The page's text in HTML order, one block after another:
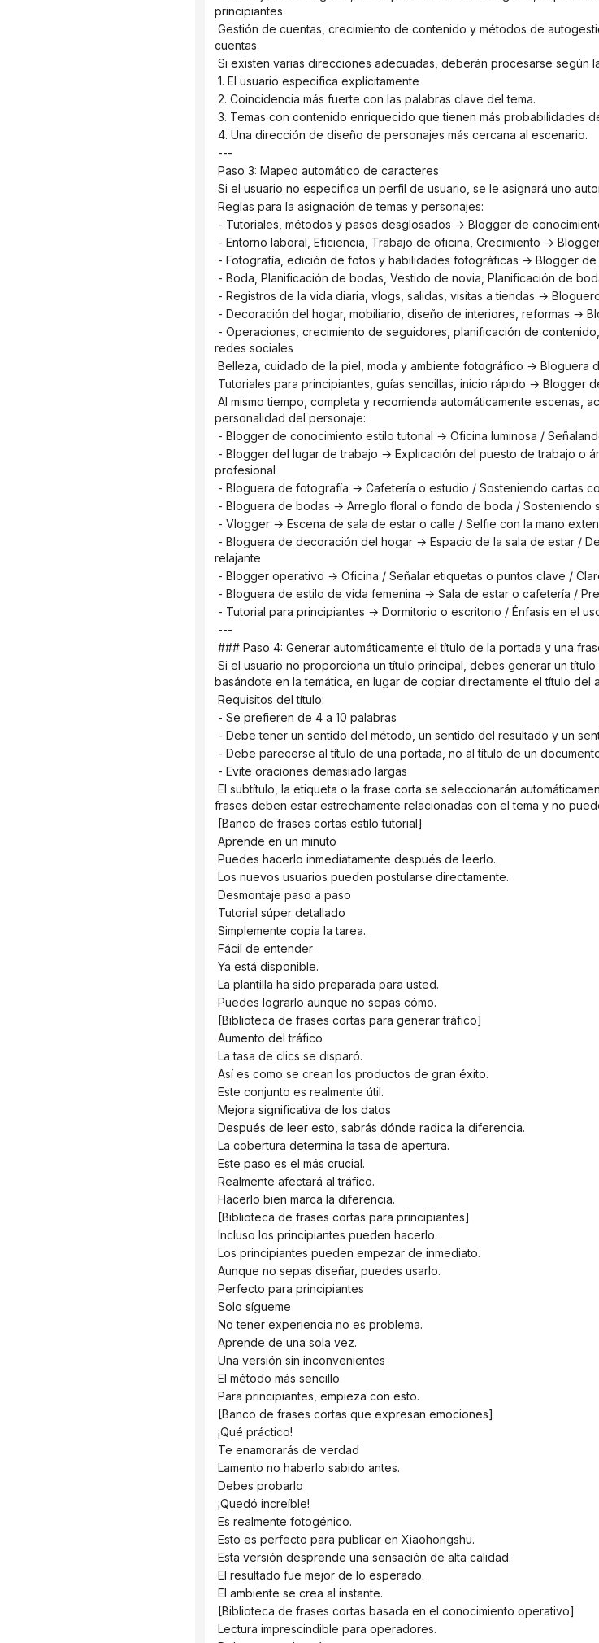
principiantes
cuentas
Si existen varias direcciones adecuadas, deberán procesarse según
1. El usuario especifica explícitamente
2. Coincidencia más fuerte con las palabras clave del tema.
3. Temas con contenido enriquecido que tienen más probabilidades
4. Una dirección de diseño de personajes más cercana al escenario.
---
Paso 3: Mapeo automático de caracteres
Si el usuario no especifica un perfil de usuario, se le asignará uno
Reglas para la asignación de temas y personajes:
- Tutoriales, métodos y pasos desglosados ​​→ Blogger de
- Entorno laboral, Eficiencia, Trabajo de oficina, Crecimiento →
- Fotografía, edición de fotos y habilidades fotográficas → Blogger
- Boda, Planificación de bodas, Vestido de novia, Planificación de
- Registros de la vida diaria, vlogs, salidas, visitas a tiendas →
- Decoración del hogar, mobiliario, diseño de interiores, reformas →
redes sociales
Belleza, cuidado de la piel, moda y ambiente fotográfico → Bloguera
Tutoriales para principiantes, guías sencillas, inicio rápido → Blogger
personalidad del personaje:
- Blogger de conocimiento estilo tutorial → Oficina luminosa /
profesional
- Bloguera de fotografía → Cafetería o estudio / Sosteniendo cartas
- Bloguera de bodas → Arreglo floral o fondo de boda / Sosteniendo
- Vlogger → Escena de sala de estar o calle / Selfie con la mano
relajante
- Blogger operativo → Oficina / Señalar etiquetas o puntos clave /
- Bloguera de estilo de vida femenina → Sala de estar o cafetería /
- Tutorial para principiantes → Dormitorio o escritorio / Énfasis en el
---
### Paso 4: Generar automáticamente el título de la portada y una
basándote en la temática, en lugar de copiar directamente el título del
Requisitos del título:
- Se prefieren de 4 a 10 palabras
- Debe tener un sentido del método, un sentido del resultado y un
- Debe parecerse al título de una portada, no al título de un
- Evite oraciones demasiado largas
frases deben estar estrechamente relacionadas con el tema y no
[Banco de frases cortas estilo tutorial]
Aprende en un minuto
Puedes hacerlo inmediatamente después de leerlo.
Los nuevos usuarios pueden postularse directamente.
Desmontaje paso a paso
Tutorial súper detallado
Simplemente copia la tarea.
Fácil de entender
Ya está disponible.
La plantilla ha sido preparada para usted.
Puedes lograrlo aunque no sepas cómo.
[Biblioteca de frases cortas para generar tráfico]
Aumento del tráfico
La tasa de clics se disparó.
Así es como se crean los productos de gran éxito.
Este conjunto es realmente útil.
Mejora significativa de los datos
Después de leer esto, sabrás dónde radica la diferencia.
La cobertura determina la tasa de apertura.
Este paso es el más crucial.
Realmente afectará al tráfico.
Hacerlo bien marca la diferencia.
[Biblioteca de frases cortas para principiantes]
Incluso los principiantes pueden hacerlo.
Los principiantes pueden empezar de inmediato.
Aunque no sepas diseñar, puedes usarlo.
Perfecto para principiantes
Solo sígueme
No tener experiencia no es problema.
Aprende de una sola vez.
Una versión sin inconvenientes
El método más sencillo
Para principiantes, empieza con esto.
[Banco de frases cortas que expresan emociones]
¡Qué práctico!
Te enamorarás de verdad
Lamento no haberlo sabido antes.
Debes probarlo
¡Quedó increíble!
Es realmente fotogénico.
Esto es perfecto para publicar en Xiaohongshu.
Esta versión desprende una sensación de alta calidad.
El resultado fue mejor de lo esperado.
El ambiente se crea al instante.
[Biblioteca de frases cortas basada en el conocimiento operativo]
Lectura imprescindible para operadores.